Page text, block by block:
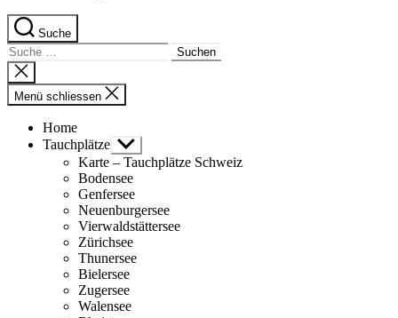
Suche
Suche
nach:
Suche
schliessen
Menü schliessen
Home
Tauchplätze Untermenü
anzeigen
Karte – Tauchplätze Schweiz
Bodensee
Genfersee
Neuenburgersee
Vierwaldstättersee
Zürichsee
Thunersee
Bielersee
Zugersee
Walensee